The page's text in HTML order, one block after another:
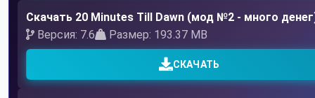
Скачать 20 Minutes Till Dawn (мод №2 - много
Версия: 7.6
Размер: 193.37 MB
СКАЧАТЬ